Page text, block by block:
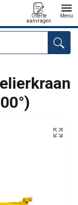
Offerte
aanvragen
Menu